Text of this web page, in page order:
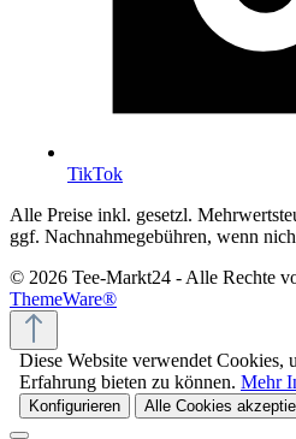
TikTok
Alle Preise inkl. gesetzl.
ggf. Nachnahmegebühren, wenn
© 2026 Tee-Markt24 - Alle Rechte
ThemeWare®
Diese Website verwendet Cookies,
Erfahrung bieten zu können. Mehr
Konfigurieren Alle Cookies